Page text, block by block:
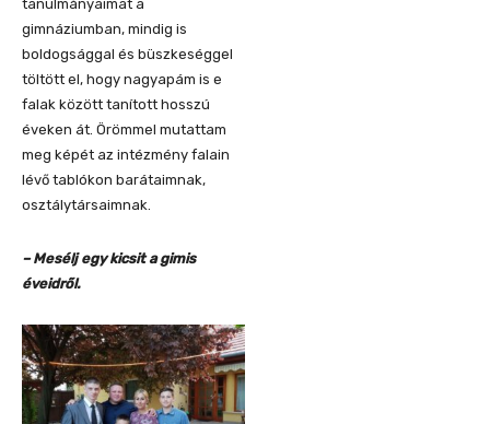
tanulmányaimat a
gimnáziumban, mindig is
boldogsággal és büszkeséggel
töltött el, hogy nagyapám is e
falak között tanított hosszú
éveken át. Örömmel mutattam
meg képét az intézmény falain
lévő tablókon barátaimnak,
osztálytársaimnak.
– Mesélj egy kicsit a gimis
éveidről.